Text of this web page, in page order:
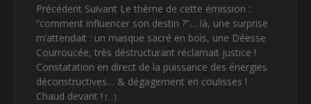
Précédent Suivant Le thème de cette émission :
“comment influencer son destin ?”… là, une surprise
m’attendait : un masque sacré en bois, une Déesse
Courroucée, très déstructurant réclamait justice !
Constatation en direct de la puissance des énergies
déconstructives… & dégagement en coulisses !
Chaud devant !